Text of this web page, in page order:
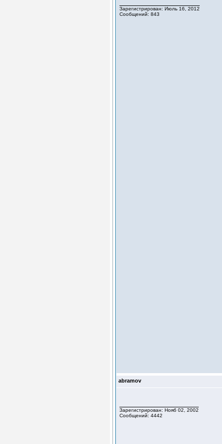
Зарегистрирован: Июль 16, 2012
Сообщений: 843
abramov
Зарегистрирован: Нояб 02, 2002
Сообщений: 4442